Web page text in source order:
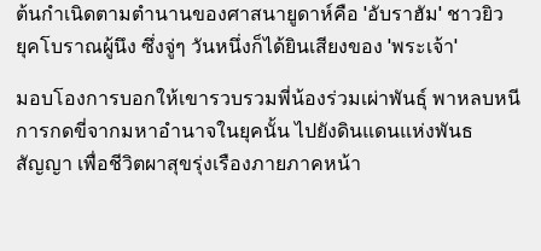
ต้นกำเนิดตามตำนานของศาสนายูดาห์คือ 'อับราฮัม' ชาวยิว
ยุคโบราณผู้นึง ซึ่งจู่ๆ วันหนึ่งก็ได้ยินเสียงของ 'พระเจ้า'
มอบโองการบอกให้เขารวบรวมพี่น้องร่วมเผ่าพันธุ์ พาหลบหนี
การกดขี่จากมหาอำนาจในยุคนั้น ไปยังดินแดนแห่งพันธ
สัญญา เพื่อชีวิตผาสุขรุ่งเรืองภายภาคหน้า